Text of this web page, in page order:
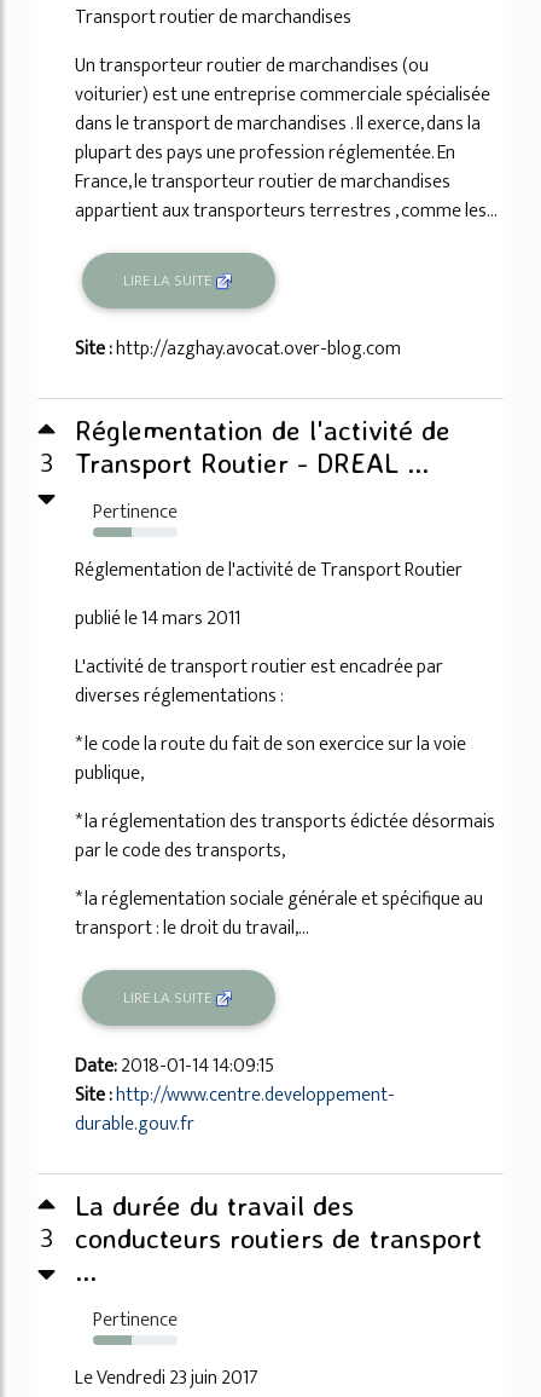
Transport routier de marchandises
Un transporteur routier de marchandises (ou
voiturier) est une entreprise commerciale spécialisée
dans le transport de marchandises . Il exerce, dans la
plupart des pays une profession réglementée. En
France, le transporteur routier de marchandises
appartient aux transporteurs terrestres , comme les...
LIRE LA SUITE
Site :http://azghay.avocat.over-blog.com
3
Réglementation de l'activité de
Transport Routier - DREAL ...
Pertinence
46%
Réglementation de l'activité de Transport Routier
publié le 14 mars 2011
L'activité de transport routier est encadrée par
diverses réglementations :
* le code la route du fait de son exercice sur la voie
publique,
* la réglementation des transports édictée désormais
par le code des transports,
* la réglementation sociale générale et spécifique au
transport : le droit du travail,...
LIRE LA SUITE
Date:2018-01-14 14:09:15
Site :http://www.centre.developpement-
durable.gouv.fr
3
La durée du travail des
conducteurs routiers de transport
...
Pertinence
46%
Le Vendredi 23 juin 2017